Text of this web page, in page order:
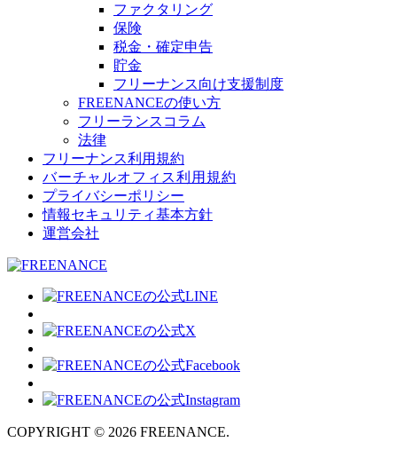
ファクタリング
保険
税金・確定申告
貯金
フリーナンス向け支援制度
FREENANCEの使い方
フリーランスコラム
法律
フリーナンス利用規約
バーチャルオフィス利用規約
プライバシーポリシー
情報セキュリティ基本方針
運営会社
COPYRIGHT © 2026 FREENANCE.